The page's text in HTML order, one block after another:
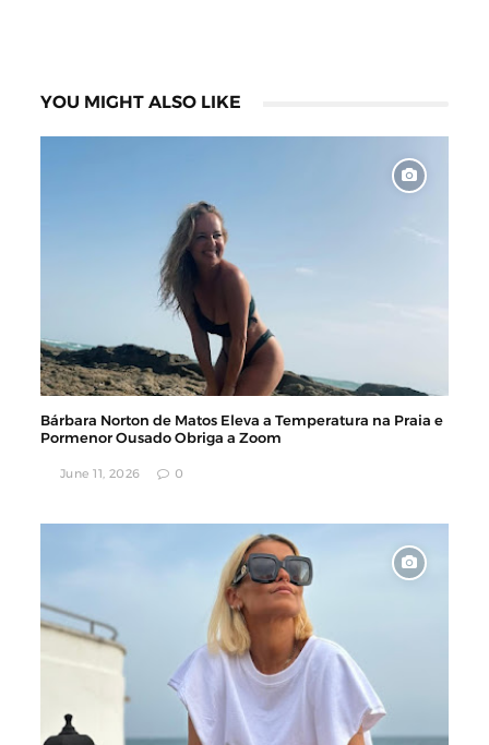
YOU MIGHT ALSO LIKE
Bárbara Norton de Matos Eleva a Temperatura na Praia e
Pormenor Ousado Obriga a Zoom
June 11, 2026 0